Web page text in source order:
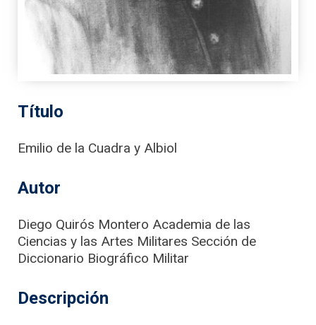
Título
Emilio de la Cuadra y Albiol
Autor
Diego Quirós Montero Academia de las
Ciencias y las Artes Militares Sección de
Diccionario Biográfico Militar
Descripción